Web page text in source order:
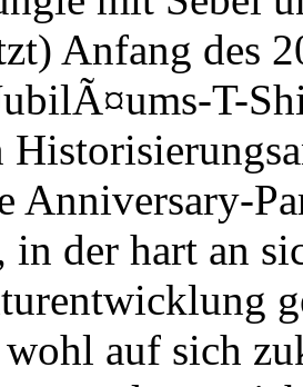
Anfang des
T-
Anniversary-
in der hart an
auf sich